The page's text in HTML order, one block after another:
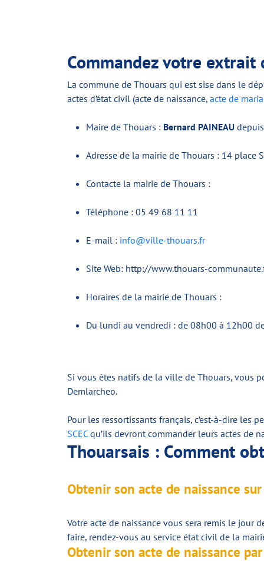
Commandez votre extrait
La commune de Thouars qui est sise dans le
actes d’état civil (acte de naissance, acte de
Maire de Thouars : Bernard PAINEAU
Adresse de la mairie de Thouars : 14 place
Contacte la mairie de Thouars :
Téléphone : 05 49 68 11 11
E-mail : info@ville-thouars.fr
Site Web: http://www.thouars-
Horaires de la mairie de Thouars :
Du lundi au vendredi : de 08h00 à 12h00
Si vous êtes natifs de la ville de Thouars, vous
Demlarcheo.
Pour les ressortissants français, c’est-à-dire les
SCECqu’ils devront commander leurs actes de
Thouarsais : Comment
Obtenir son acte de naissance
Votre acte de naissance vous sera remis le jour
faire, rendez-vous au service état civil de la
Obtenir son acte de naissance